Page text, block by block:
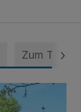
Zum Thema